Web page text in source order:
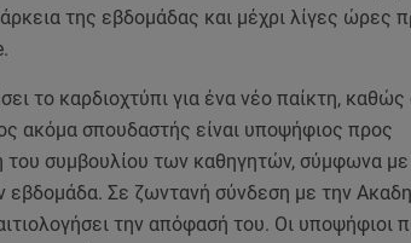
της εβδομάδας και μέχρι λίγες ώρες
το καρδιοχτύπι για ένα νέο παίκτη, καθώς
ακόμα σπουδαστής είναι υποψήφιος προς
συμβουλίου των καθηγητών, σύμφωνα με
Σε ζωντανή σύνδεση με την
την απόφασή του. Οι υποψήφιοι